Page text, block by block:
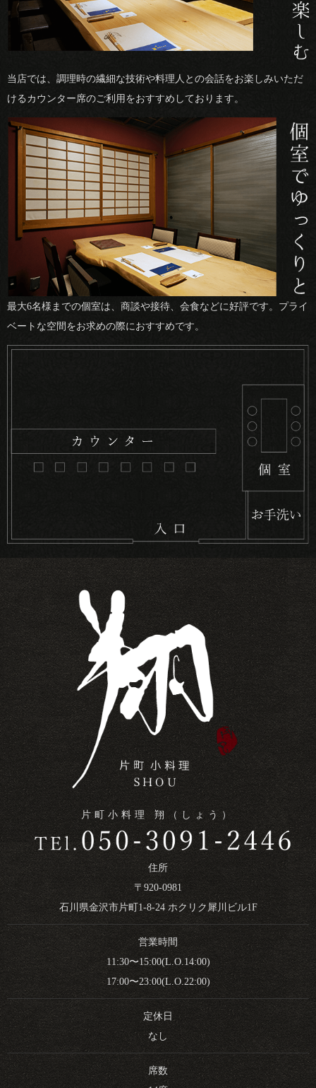
当店では、調理時の繊細な技術や料理人との会話をお楽しみいただ
けるカウンター席のご利用をおすすめしております。
最大6名様までの個室は、商談や接待、会食などに好評です。プライ
ベートな空間をお求めの際におすすめです。
片町小料理 翔（しょう）
住所
〒920-0981
石川県金沢市片町1-8-24 ホクリク犀川ビル1F
営業時間
11:30〜15:00(L.O.14:00)
17:00〜23:00(L.O.22:00)
定休日
なし
席数